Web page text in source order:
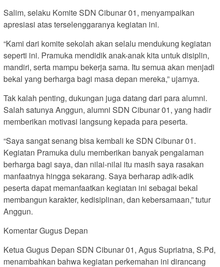
Salim, selaku Komite SDN Cibunar 01, menyampaikan
apresiasi atas terselenggaranya kegiatan ini.
“Kami dari komite sekolah akan selalu mendukung kegiatan
seperti ini. Pramuka mendidik anak-anak kita untuk disiplin,
mandiri, serta mampu bekerja sama. Itu semua akan menjadi
bekal yang berharga bagi masa depan mereka,” ujarnya.
Tak kalah penting, dukungan juga datang dari para alumni.
Salah satunya Anggun, alumni SDN Cibunar 01, yang hadir
memberikan motivasi langsung kepada para peserta.
“Saya sangat senang bisa kembali ke SDN Cibunar 01.
Kegiatan Pramuka dulu memberikan banyak pengalaman
berharga bagi saya, dan nilai-nilai itu masih saya rasakan
manfaatnya hingga sekarang. Saya berharap adik-adik
peserta dapat memanfaatkan kegiatan ini sebagai bekal
membangun karakter, kedisiplinan, dan kebersamaan,” tutur
Anggun.
Komentar Gugus Depan
Ketua Gugus Depan SDN Cibunar 01, Agus Supriatna, S.Pd,
menambahkan bahwa kegiatan perkemahan ini dirancang